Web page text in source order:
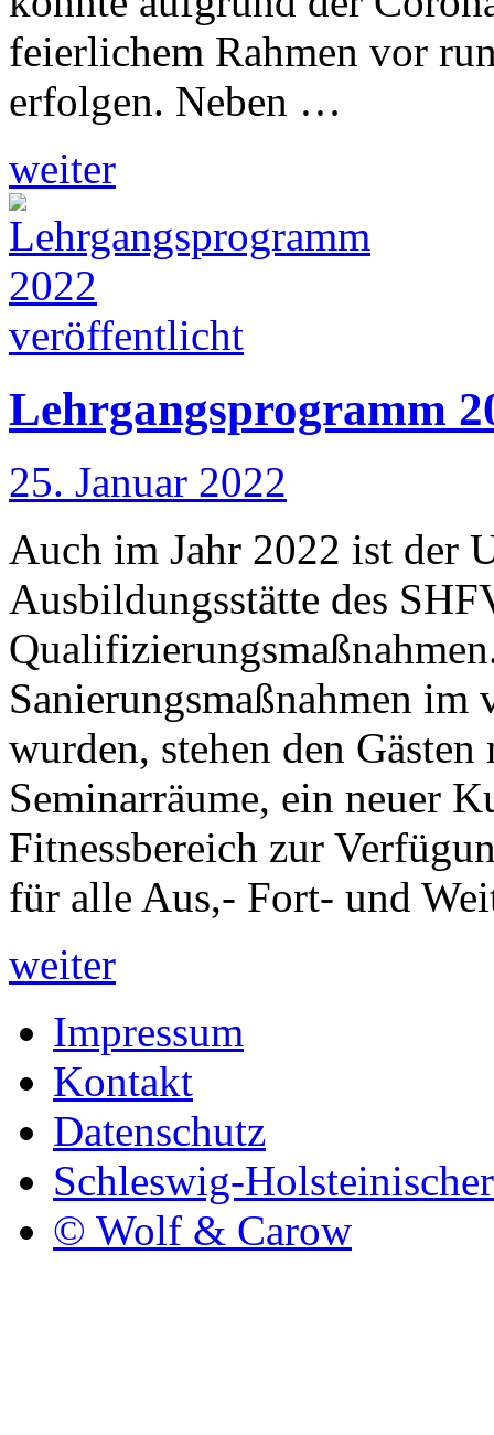
feierlichem Rahmen vor
erfolgen. Neben …
weiter
Lehrgangsprogramm
25. Januar 2022
Auch im Jahr 2022 ist der
Ausbildungsstätte des
Sanierungsmaßnahmen im
wurden, stehen den
Seminarräume, ein neuer
Fitnessbereich zur
für alle Aus,- Fort- und
weiter
Impressum
Kontakt
Datenschutz
Schleswig-
© Wolf & Carow